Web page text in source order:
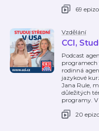
69
Vzdělání
CCI,
Podcast
programech
rodinná
jazykové
Jana Rule,
důležitých
programy. V
20